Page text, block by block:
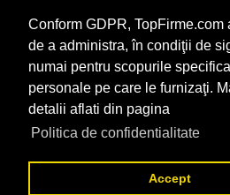
Conform GDPR, TopFirme.com
de a administra, în condiţii de
numai pentru scopurile
personale pe care le furnizaţi.
detalii aflati din pagina
Politica de confidentialitate
Accept
Topurile sunt realizate deTopFirme
depuse si au scop informativ.
Este interzisa folosirea topurilor
precizarea sursei.
Daca doriti sa achizitionati
topuri
despre agentii economici va rugam
sectiunea Contact
© 2026 - TopFirme -Termeni si